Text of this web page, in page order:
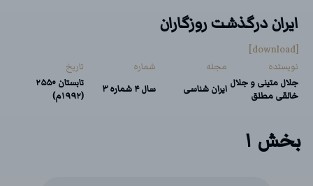
ایران درگذشت روزگاران
[download]
نویستده مجله شماره
تاریخ
جلال متینی و جلال
خالقی مطلق
ایران شناسی سال ۴ شماره ۳
تابستان ۲۵۵۰
(۱۹۹۲م)
بخش ۱